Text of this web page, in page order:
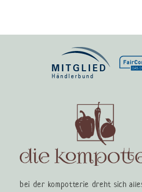
bei der kompotterie dreht sich